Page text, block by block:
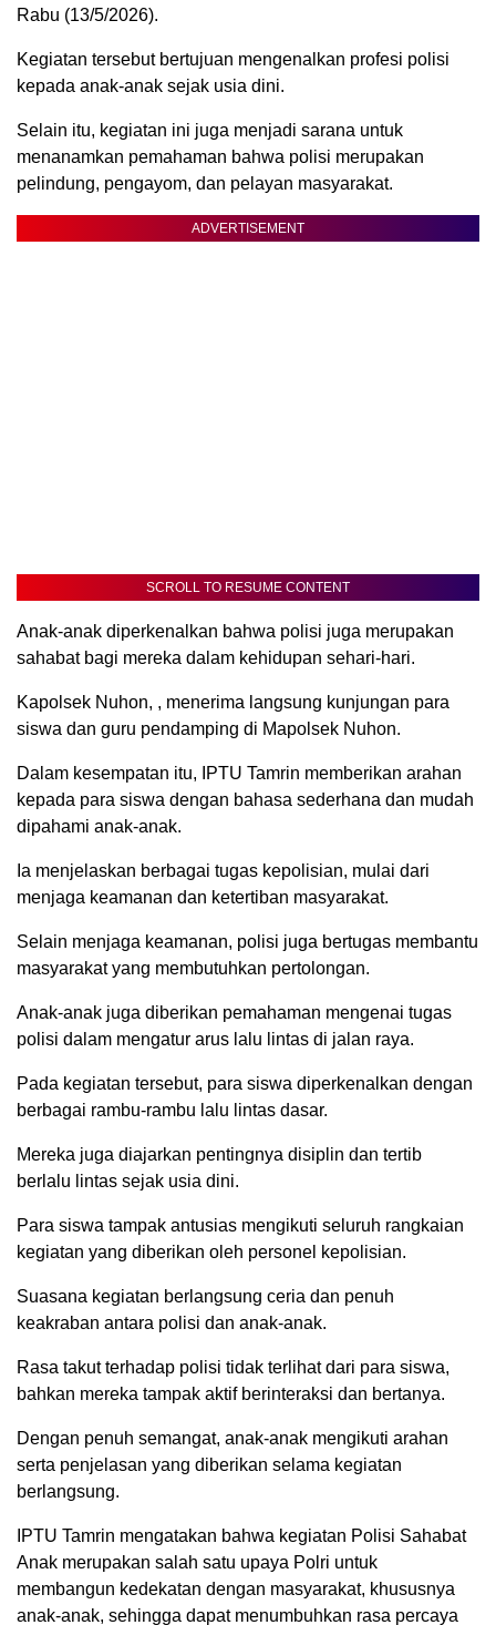
Rabu (13/5/2026).
Kegiatan tersebut bertujuan mengenalkan profesi polisi
kepada anak-anak sejak usia dini.
Selain itu, kegiatan ini juga menjadi sarana untuk
menanamkan pemahaman bahwa polisi merupakan
pelindung, pengayom, dan pelayan masyarakat.
ADVERTISEMENT
SCROLL TO RESUME CONTENT
Anak-anak diperkenalkan bahwa polisi juga merupakan
sahabat bagi mereka dalam kehidupan sehari-hari.
Kapolsek Nuhon, , menerima langsung kunjungan para
siswa dan guru pendamping di Mapolsek Nuhon.
Dalam kesempatan itu, IPTU Tamrin memberikan arahan
kepada para siswa dengan bahasa sederhana dan mudah
dipahami anak-anak.
Ia menjelaskan berbagai tugas kepolisian, mulai dari
menjaga keamanan dan ketertiban masyarakat.
Selain menjaga keamanan, polisi juga bertugas membantu
masyarakat yang membutuhkan pertolongan.
Anak-anak juga diberikan pemahaman mengenai tugas
polisi dalam mengatur arus lalu lintas di jalan raya.
Pada kegiatan tersebut, para siswa diperkenalkan dengan
berbagai rambu-rambu lalu lintas dasar.
Mereka juga diajarkan pentingnya disiplin dan tertib
berlalu lintas sejak usia dini.
Para siswa tampak antusias mengikuti seluruh rangkaian
kegiatan yang diberikan oleh personel kepolisian.
Suasana kegiatan berlangsung ceria dan penuh
keakraban antara polisi dan anak-anak.
Rasa takut terhadap polisi tidak terlihat dari para siswa,
bahkan mereka tampak aktif berinteraksi dan bertanya.
Dengan penuh semangat, anak-anak mengikuti arahan
serta penjelasan yang diberikan selama kegiatan
berlangsung.
IPTU Tamrin mengatakan bahwa kegiatan Polisi Sahabat
Anak merupakan salah satu upaya Polri untuk
membangun kedekatan dengan masyarakat, khususnya
anak-anak, sehingga dapat menumbuhkan rasa percaya